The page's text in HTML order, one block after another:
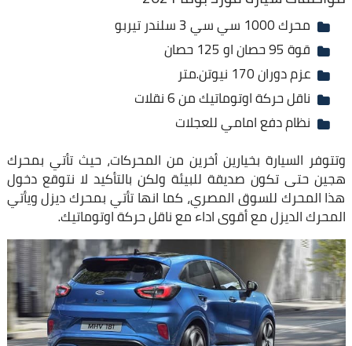
محرك 1000 سي سي 3 سلندر تيربو
قوة 95 حصان او 125 حصان
عزم دوران 170 نيوتن.متر
ناقل حركة اوتوماتيك من 6 نقلات
نظام دفع امامي للعجلات
وتتوفر السيارة بخيارين أخرين من المحركات، حيث تأتي بمحرك
هجين حتى تكون صديقة للبيئة ولكن بالتأكيد لا نتوقع دخول
هذا المحرك للسوق المصري، كما انها تأتي بمحرك ديزل ويأتي
المحرك الديزل مع أقوى اداء مع ناقل حركة اوتوماتيك.